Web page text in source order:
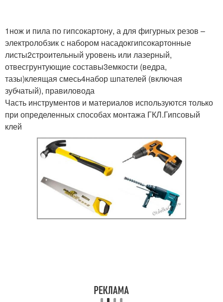
1нож и пила по гипсокартону, а для фигурных резов –
электролобзик с набором насадокгипсокартонные
листы2строительный уровень или лазерный,
отвесгрунтующие составы3емкости (ведра,
тазы)клеящая смесь4набор шпателей (включая
зубчатый), правиловода
Часть инструментов и материалов используются только
при определенных способах монтажа ГКЛ.Гипсовый
клей